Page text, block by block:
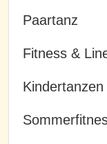
Paartanz
Fitness &
Kindertanzen